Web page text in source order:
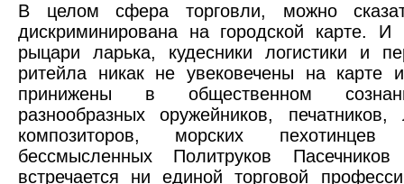
В целом сфера торговли, можно
дискриминирована на городской карте.
рыцари ларька, кудесники логистики и
ритейла никак не увековечены на
принижены в общественном
разнообразных оружейников, печатников,
композиторов, морских
бессмысленных Политруков
встречается ни единой торговой